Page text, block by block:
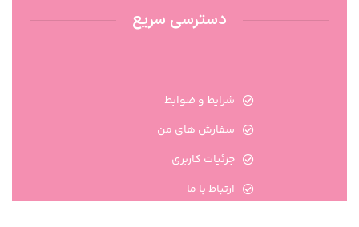
دسترسی سریع
شرایط و ضوابط
سفارش های من
جزئیات کاربری
ارتباط با ما